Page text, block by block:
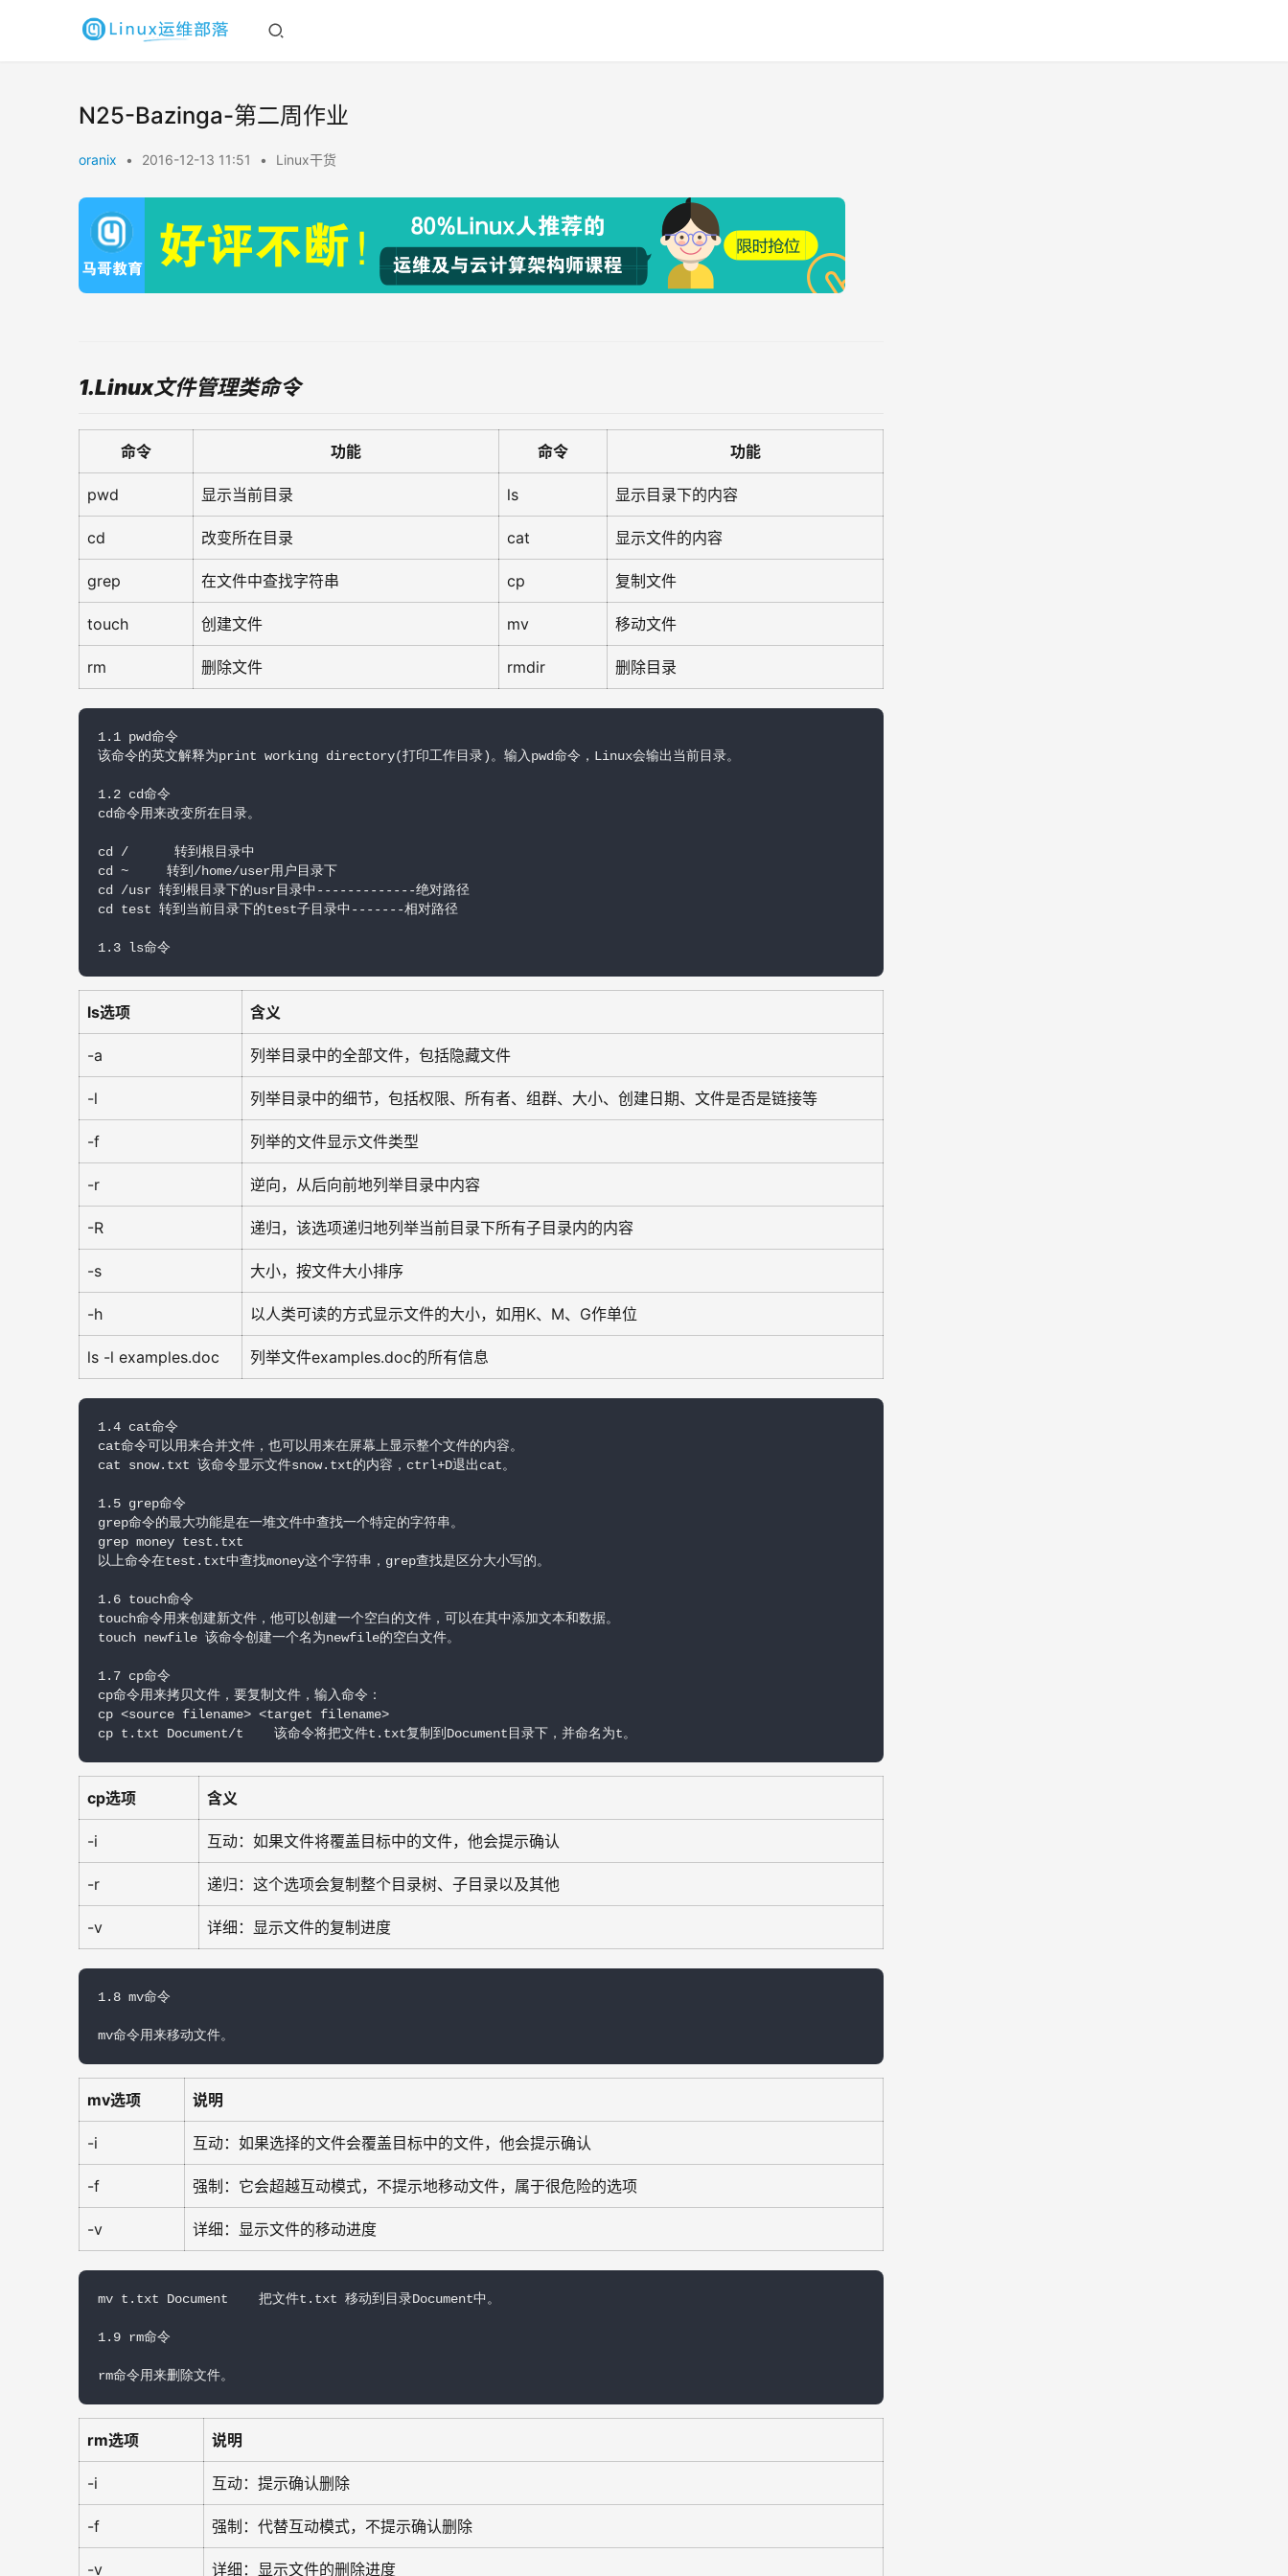
N25-Bazinga-第二周作业
oranix • 2016-12-13 11:51 • Linux干货
1.Linux文件管理类命令
命令 功能 命令 功能
pwd 显示当前目录 ls 显示目录下的内容
cd 改变所在目录 cat 显示文件的内容
grep 在文件中查找字符串 cp 复制文件
touch 创建文件 mv 移动文件
rm 删除文件 rmdir 删除目录
1.1 pwd命令
该命令的英文解释为print working directory(打印工作目录)。输入pwd命令，Linux会输出当前目录。
1.2 cd命令
cd命令用来改变所在目录。
cd /      转到根目录中
cd ~     转到/home/user用户目录下
cd /usr 转到根目录下的usr目录中-------------绝对路径
cd test 转到当前目录下的test子目录中-------相对路径
1.3 ls命令
ls选项 含义
-a 列举目录中的全部文件，包括隐藏文件
-l 列举目录中的细节，包括权限、所有者、组群、大小、创建日期、文件是否是链接等
-f 列举的文件显示文件类型
-r 逆向，从后向前地列举目录中内容
-R 递归，该选项递归地列举当前目录下所有子目录内的内容
-s 大小，按文件大小排序
-h 以人类可读的方式显示文件的大小，如用K、M、G作单位
ls -l examples.doc 列举文件examples.doc的所有信息
1.4 cat命令
cat命令可以用来合并文件，也可以用来在屏幕上显示整个文件的内容。
cat snow.txt 该命令显示文件snow.txt的内容，ctrl+D退出cat。
1.5 grep命令
grep命令的最大功能是在一堆文件中查找一个特定的字符串。
grep money test.txt
以上命令在test.txt中查找money这个字符串，grep查找是区分大小写的。
1.6 touch命令
touch命令用来创建新文件，他可以创建一个空白的文件，可以在其中添加文本和数据。
touch newfile 该命令创建一个名为newfile的空白文件。
1.7 cp命令
cp命令用来拷贝文件，要复制文件，输入命令：
cp <source filename> <target filename>
cp t.txt Document/t    该命令将把文件t.txt复制到Document目录下，并命名为t。
cp选项 含义
-i 互动：如果文件将覆盖目标中的文件，他会提示确认
-r 递归：这个选项会复制整个目录树、子目录以及其他
-v 详细：显示文件的复制进度
1.8 mv命令
mv命令用来移动文件。
mv选项 说明
-i 互动：如果选择的文件会覆盖目标中的文件，他会提示确认
-f 强制：它会超越互动模式，不提示地移动文件，属于很危险的选项
-v 详细：显示文件的移动进度
mv t.txt Document    把文件t.txt 移动到目录Document中。
1.9 rm命令
rm命令用来删除文件。
rm选项 说明
-i 互动：提示确认删除
-f 强制：代替互动模式，不提示确认删除
-v 详细：显示文件的删除进度